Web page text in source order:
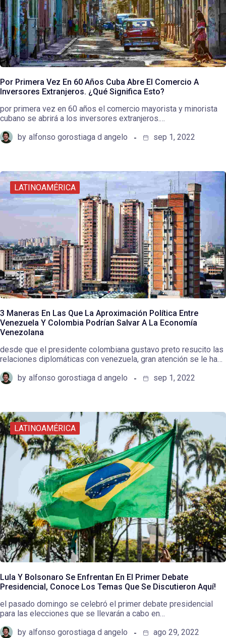
Por Primera Vez En 60 Años Cuba Abre El Comercio A
Inversores Extranjeros. ¿Qué Significa Esto?
por primera vez en 60 años el comercio mayorista y minorista
cubano se abrirá a los inversores extranjeros.…
by alfonso gorostiaga d angelo sep 1, 2022
LATINOAMÉRICA
3 Maneras En Las Que La Aproximación Política Entre
Venezuela Y Colombia Podrían Salvar A La Economía
Venezolana
desde que el presidente colombiana gustavo preto resucito las
relaciones diplomáticas con venezuela, gran atención se le ha…
by alfonso gorostiaga d angelo sep 1, 2022
LATINOAMÉRICA
Lula Y Bolsonaro Se Enfrentan En El Primer Debate
Presidencial, Conoce Los Temas Que Se Discutieron Aquí!
el pasado domingo se celebró el primer debate presidencial
para las elecciones que se llevarán a cabo en…
by alfonso gorostiaga d angelo ago 29, 2022